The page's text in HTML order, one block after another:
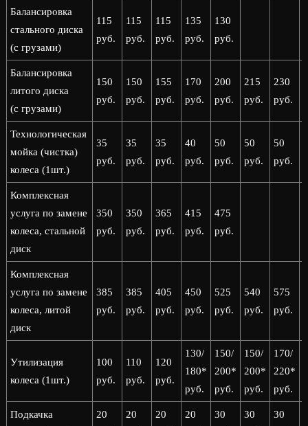
Балансировка
стального диска
(с грузами)
115
руб.
115
руб.
115
руб.
135
руб.
130
руб.
Балансировка
литого диска
(с грузами)
150
руб.
150
руб.
155
руб.
170
руб.
200
руб.
215
руб.
230
руб.
Технологическая
мойка (чистка)
колеса (1шт.)
35
руб.
35
руб.
35
руб.
40
руб.
50
руб.
50
руб.
50
руб.
Комплексная
услуга по замене
колеса, стальной
диск
350
руб.
350
руб.
365
руб.
415
руб.
475
руб.
Комплексная
услуга по замене
колеса, литой
диск
385
руб.
385
руб.
405
руб.
450
руб.
525
руб.
540
руб.
575
руб.
Утилизация
колеса (1шт.)
100
руб.
110
руб.
120
руб.
130/
180*
руб.
150/
200*
руб.
150/
200*
руб.
170/
220*
руб.
Подкачка
20
20
20
20
30
30
30